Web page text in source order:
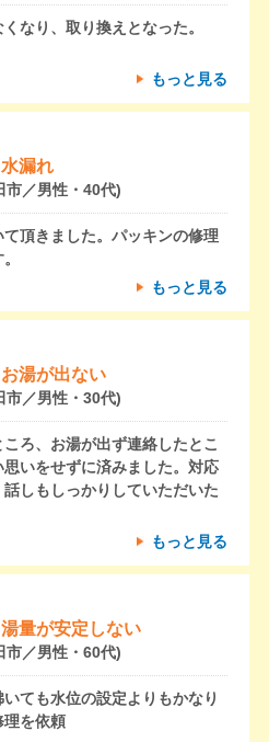
なり、取り換えとなった。
もっと見る
水漏れ
市／男性・40代)
頂きました。パッキンの修理
もっと見る
お湯が出ない
市／男性・30代)
ろ、お湯が出ず連絡したとこ
いをせずに済みました。対応
しもしっかりしていただいた
もっと見る
湯量が安定しない
市／男性・60代)
ても水位の設定よりもかなり
理を依頼